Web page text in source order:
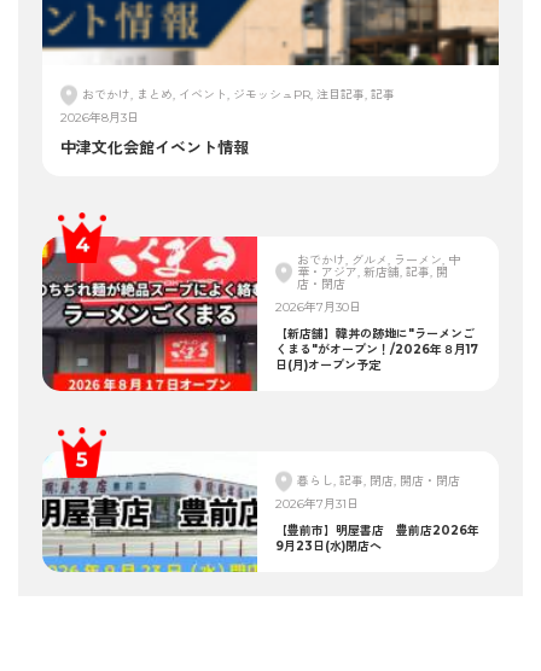
おでかけ, まとめ, イベント, ジモッシュPR, 注目記事, 記事
2026年8月3日
中津文化会館イベント情報
おでかけ, グルメ, ラーメン, 中
華・アジア, 新店舗, 記事, 開
店・閉店
2026年7月30日
【新店舗】韓丼の跡地に"ラーメンご
くまる"がオープン！/2026年８月17
日(月)オープン予定
暮らし, 記事, 閉店, 開店・閉店
2026年7月31日
【豊前市】明屋書店 豊前店2026年
9月23日(水)閉店へ